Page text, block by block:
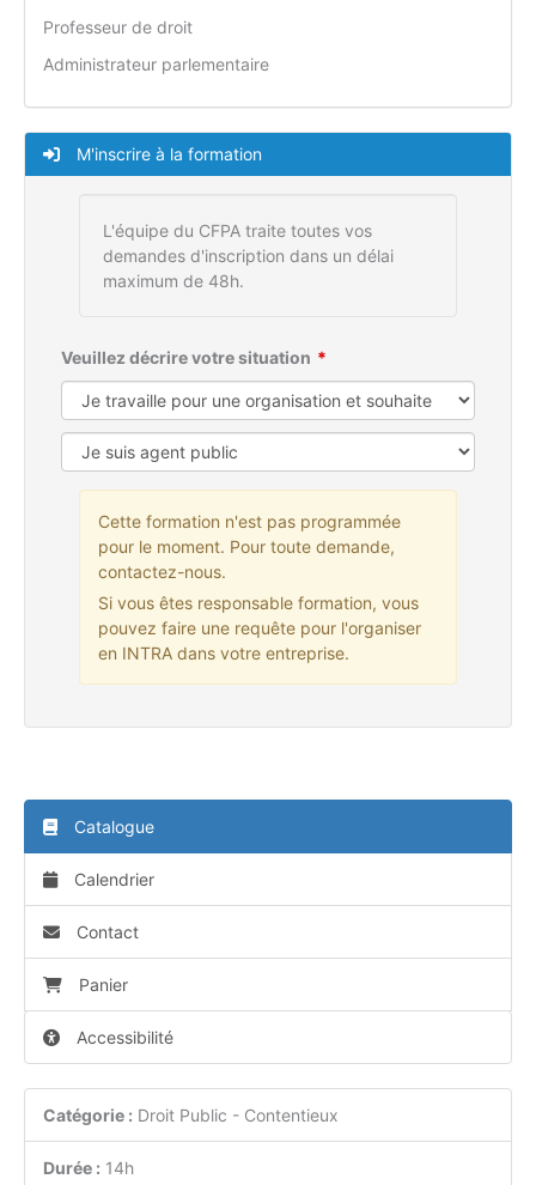
Professeur de droit
Administrateur parlementaire
M'inscrire à la formation
L'équipe du CFPA traite toutes vos
demandes d'inscription dans un délai
maximum de 48h.
Veuillez décrire votre situation
Cette formation n'est pas programmée
pour le moment. Pour toute demande,
contactez-nous.
Si vous êtes responsable formation, vous
pouvez faire une requête pour l'organiser
en INTRA dans votre entreprise.
Catalogue
Calendrier
Contact
Panier
Accessibilité
Catégorie : Droit Public - Contentieux
Durée : 14h